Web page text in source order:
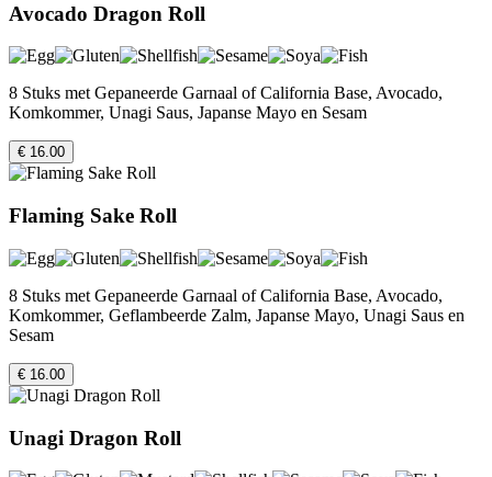
Avocado Dragon Roll
8 Stuks met Gepaneerde Garnaal of California Base, Avocado,
Komkommer, Unagi Saus, Japanse Mayo en Sesam
€ 16.00
Flaming Sake Roll
8 Stuks met Gepaneerde Garnaal of California Base, Avocado,
Komkommer, Geflambeerde Zalm, Japanse Mayo, Unagi Saus en
Sesam
€ 16.00
Unagi Dragon Roll